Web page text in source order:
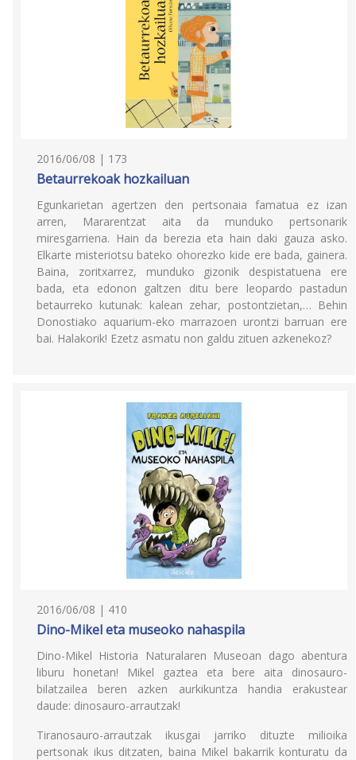
2016/06/08 | 173
Betaurrekoak hozkailuan
Egunkarietan agertzen den pertsonaia famatua ez izan
arren, Mararentzat aita da munduko pertsonarik
miresgarriena. Hain da berezia eta hain daki gauza asko.
Elkarte misteriotsu bateko ohorezko kide ere bada, gainera.
Baina, zoritxarrez, munduko gizonik despistatuena ere
bada, eta edonon galtzen ditu bere leopardo pastadun
betaurreko kutunak: kalean zehar, postontzietan,… Behin
Donostiako aquarium-eko marrazoen urontzi barruan ere
bai. Halakorik! Ezetz asmatu non galdu zituen azkenekoz?
2016/06/08 | 410
Dino-Mikel eta museoko nahaspila
Dino-Mikel Historia Naturalaren Museoan dago abentura
liburu honetan! Mikel gaztea eta bere aita dinosauro-
bilatzailea beren azken aurkikuntza handia erakustear
daude: dinosauro-arrautzak!
Tiranosauro-arrautzak ikusgai jarriko dituzte milioika
pertsonak ikus ditzaten, baina Mikel bakarrik konturatu da